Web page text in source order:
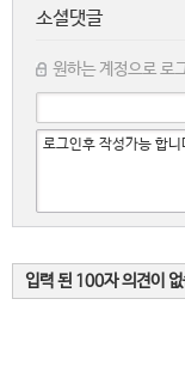
소셜댓글
원하는 계정으로 로
입력 된 100자 의견이